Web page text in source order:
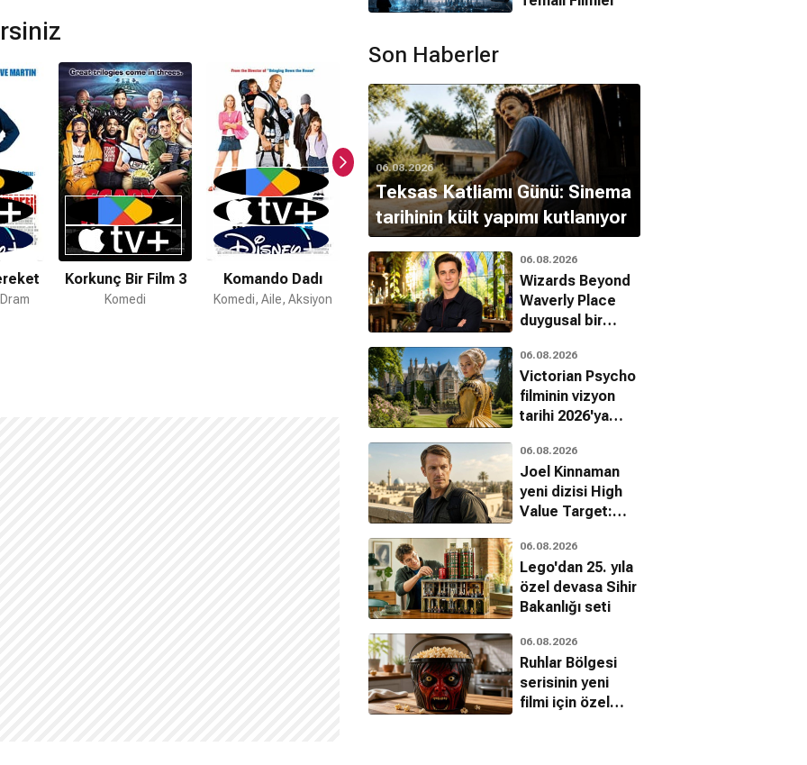
Korkunç Bir Film 3
Komedi
Komando Dadı
Komedi, Aile, Aksiyon
Amerikan Pastası
Düğün
Komedi, Romantik
Amerikan Pastası 2
Komedi, Romantik
Son Haberler
06.08.2026
Teksas Katliamı Günü: Sinema
tarihinin kült yapımı kutlanıyor
06.08.2026
Wizards Beyond
Waverly Place
duygusal bir
ediyor
06.08.2026
Victorian Psycho
filminin vizyon
tarihi 2026'ya
06.08.2026
Joel Kinnaman
yeni dizisi High
Value Target:
Saddam ile
dönüyor
06.08.2026
Lego'dan 25. yıla
özel devasa Sihir
Bakanlığı seti
06.08.2026
Ruhlar Bölgesi
serisinin yeni
filmi için özel